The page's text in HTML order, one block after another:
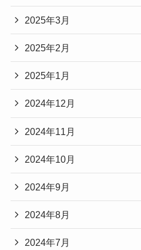
2025年3月
2025年2月
2025年1月
2024年12月
2024年11月
2024年10月
2024年9月
2024年8月
2024年7月